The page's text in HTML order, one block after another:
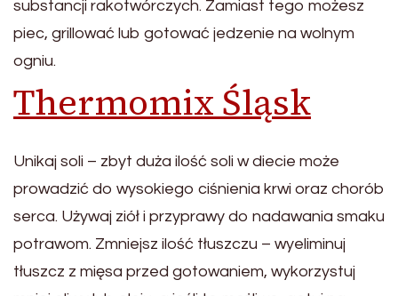
substancji rakotwórczych. Zamiast tego możesz
piec, grillować lub gotować jedzenie na wolnym
ogniu.
Thermomix Śląsk
Unikaj soli – zbyt duża ilość soli w diecie może
prowadzić do wysokiego ciśnienia krwi oraz chorób
serca. Używaj ziół i przyprawy do nadawania smaku
potrawom. Zmniejsz ilość tłuszczu – wyeliminuj
tłuszcz z mięsa przed gotowaniem, wykorzystuj